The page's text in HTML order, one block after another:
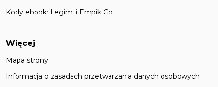
Kody ebook: Legimi i Empik Go
Więcej
Mapa strony
Informacja o zasadach przetwarzania danych osobowych